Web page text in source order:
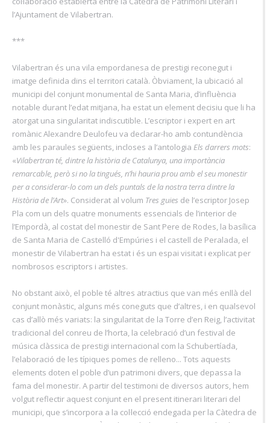
l’Ajuntament de Vilabertran.
***
Vilabertran és una vila empordanesa de prestigi reconegut i
imatge definida dins el territori català. Òbviament, la ubicació al
municipi del conjunt monumental de Santa Maria, d’influència
notable durant l’edat mitjana, ha estat un element decisiu que li ha
atorgat una singularitat indiscutible. L’escriptor i expert en art
romànic Alexandre Deulofeu va declarar-ho amb contundència
amb les paraules següents, incloses a l’antologia Els darrers mots:
«Vilabertran té, dintre la història de Catalunya, una importància
remarcable, però si no la tingués, n’hi hauria prou amb el seu monestir
per a considerar-lo com un dels puntals de la nostra terra dintre la
Història de l’Art». Considerat al volum Tres guies de l’escriptor Josep
Pla com un dels quatre monuments essencials de l’interior de
l’Empordà, al costat del monestir de Sant Pere de Rodes, la basílica
de Santa Maria de Castelló d'Empúries i el castell de Peralada, el
monestir de Vilabertran ha estat i és un espai visitat i explicat per
nombrosos escriptors i artistes.
No obstant això, el poble té altres atractius que van més enllà del
conjunt monàstic, alguns més coneguts que d’altres, i en qualsevol
cas d’allò més variats: la singularitat de la Torre d’en Reig, l’activitat
tradicional del conreu de l’horta, la celebració d’un festival de
música clàssica de prestigi internacional com la Schubertíada,
l’elaboració de les típiques pomes de relleno... Tots aquests
elements doten el poble d’un patrimoni divers, que depassa la
fama del monestir. A partir del testimoni de diversos autors, hem
volgut reflectir aquest conjunt en el present itinerari literari del
municipi, que s’incorpora a la col·lecció endegada per la Càtedra de